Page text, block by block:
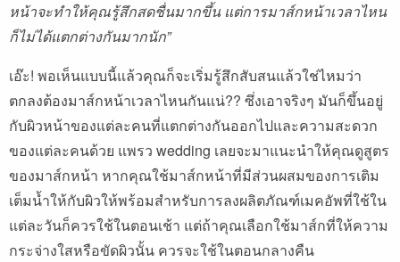
หน้าจะทำให้คุณรู้สึกสดชื่นมากขึ้น แต่การมาส์กหน้าเวลาไหน
ก็ไม่ได้แตกต่างกันมากนัก”
เอ๊ะ! พอเห็นแบบนี้แล้วคุณก็จะเริ่มรู้สึกสับสนแล้วใช่ไหมว่า
ตกลงต้องมาส์กหน้าเวลาไหนกันแน่?? ซึ่งเอาจริงๆ มันก็ขึ้นอยู่
กับผิวหน้าของแต่ละคนที่แตกต่างกันออกไปและความสะดวก
ของแต่ละคนด้วย แพรว wedding เลยจะมาแนะนำให้คุณดูสูตร
ของมาส์กหน้า หากคุณใช้มาส์กหน้าที่มีส่วนผสมของการเติม
เต็มน้ำให้กับผิวให้พร้อมสำหรับการลงผลิตภัณฑ์เมคอัพที่ใช้ใน
แต่ละวันก็ควรใช้ในตอนเช้า แต่ถ้าคุณเลือกใช้มาส์กที่ให้ความ
กระจ่างใสหรือขัดผิวนั้น ควรจะใช้ในตอนกลางคืน